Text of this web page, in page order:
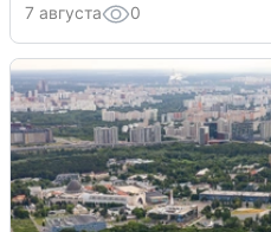
7 августа 0